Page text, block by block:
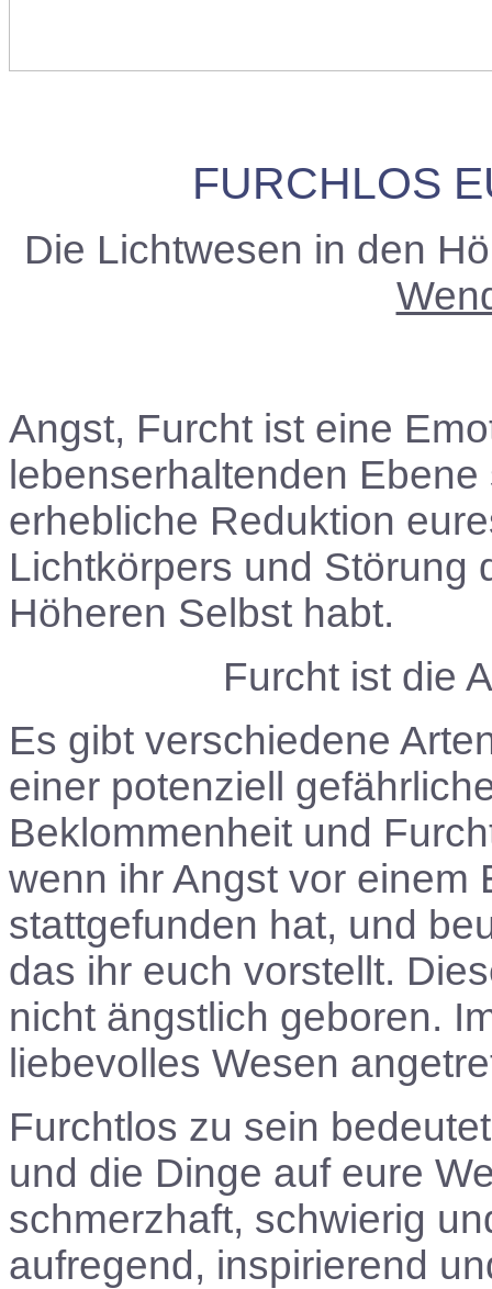
FURCHLOS
Die Lichtwesen in den
Angst, Furcht ist eine
lebenserhaltenden
erhebliche Reduktion
Lichtkörpers und Störung
Höheren Selbst habt.
Furcht ist die
Es gibt verschiedene
einer potenziell
Beklommenheit und
wenn ihr Angst vor einem
stattgefunden hat, und
das ihr euch vorstellt.
nicht ängstlich geboren.
liebevolles Wesen
Furchtlos zu sein
und die Dinge auf eure
schmerzhaft, schwierig
aufregend, inspirierend